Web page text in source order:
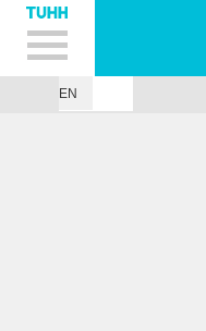
Hauptnavigation
Unternavigation
Inhalt
Suche
EN